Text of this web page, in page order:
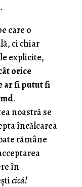
care o
ci chiar
explicite,
orice
ar fi putut fi
.
noastră se
încălcarea
rămâne
în
cică!